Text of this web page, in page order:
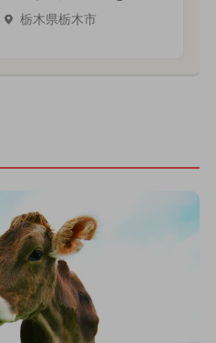
栃木県栃木市